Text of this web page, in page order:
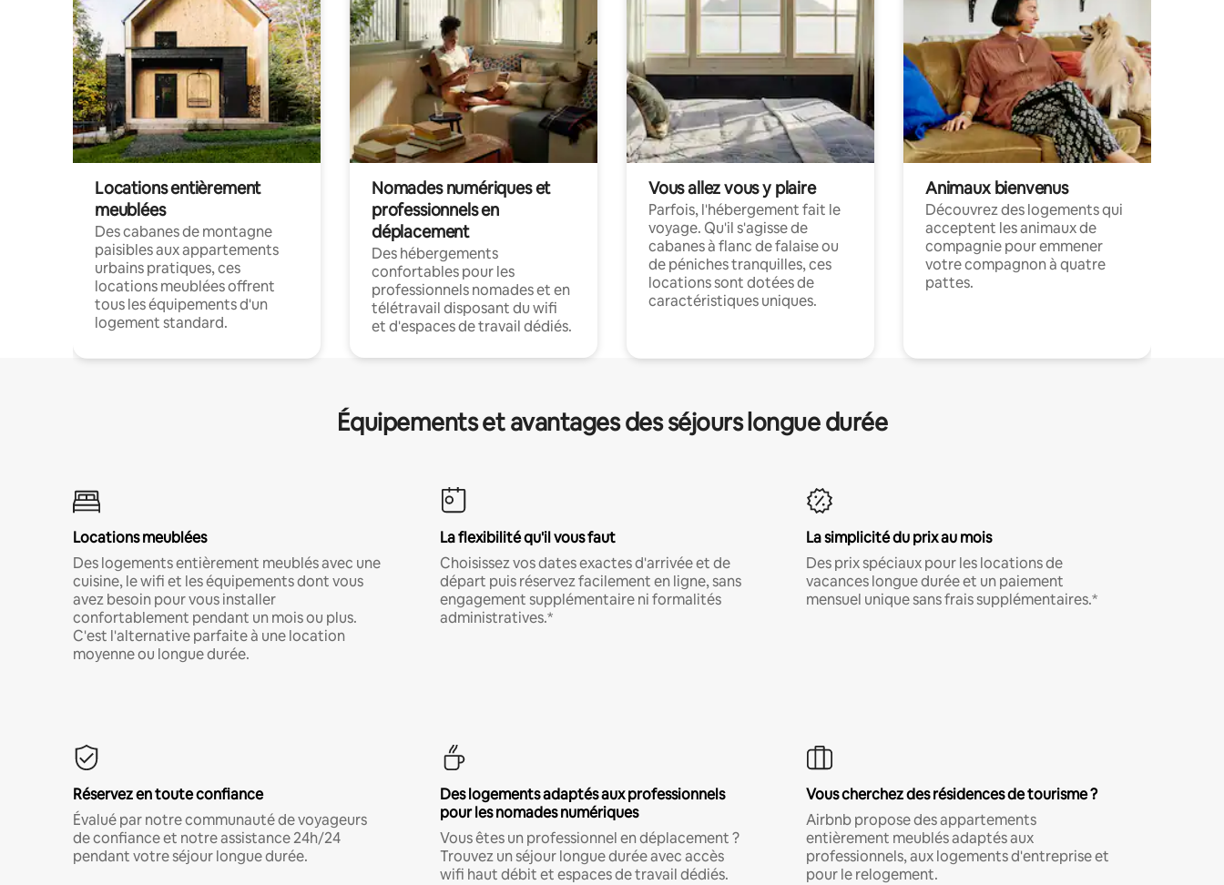
Locations entièrement
meublées
Des cabanes de montagne
paisibles aux appartements
urbains pratiques, ces
locations meublées offrent
tous les équipements d'un
logement standard.
Nomades numériques et
professionnels en
déplacement
Des hébergements
confortables pour les
professionnels nomades et en
télétravail disposant du wifi
et d'espaces de travail dédiés.
Vous allez vous y plaire
Parfois, l'hébergement fait le
voyage. Qu'il s'agisse de
cabanes à flanc de falaise ou
de péniches tranquilles, ces
locations sont dotées de
caractéristiques uniques.
Animaux bienvenus
Découvrez des logements qui
acceptent les animaux de
compagnie pour emmener
votre compagnon à quatre
pattes.
Équipements et avantages des séjours longue durée
Locations meublées
Des logements entièrement meublés avec une
cuisine, le wifi et les équipements dont vous
avez besoin pour vous installer
confortablement pendant un mois ou plus.
C'est l'alternative parfaite à une location
moyenne ou longue durée.
La flexibilité qu'il vous faut
Choisissez vos dates exactes d'arrivée et de
départ puis réservez facilement en ligne, sans
engagement supplémentaire ni formalités
administratives.*
La simplicité du prix au mois
Des prix spéciaux pour les locations de
vacances longue durée et un paiement
mensuel unique sans frais supplémentaires.*
Réservez en toute confiance
Évalué par notre communauté de voyageurs
de confiance et notre assistance 24h/24
pendant votre séjour longue durée.
Des logements adaptés aux professionnels
pour les nomades numériques
Vous êtes un professionnel en déplacement ?
Trouvez un séjour longue durée avec accès
wifi haut débit et espaces de travail dédiés.
Vous cherchez des résidences de tourisme ?
Airbnb propose des appartements
entièrement meublés adaptés aux
professionnels, aux logements d'entreprise et
pour le relogement.